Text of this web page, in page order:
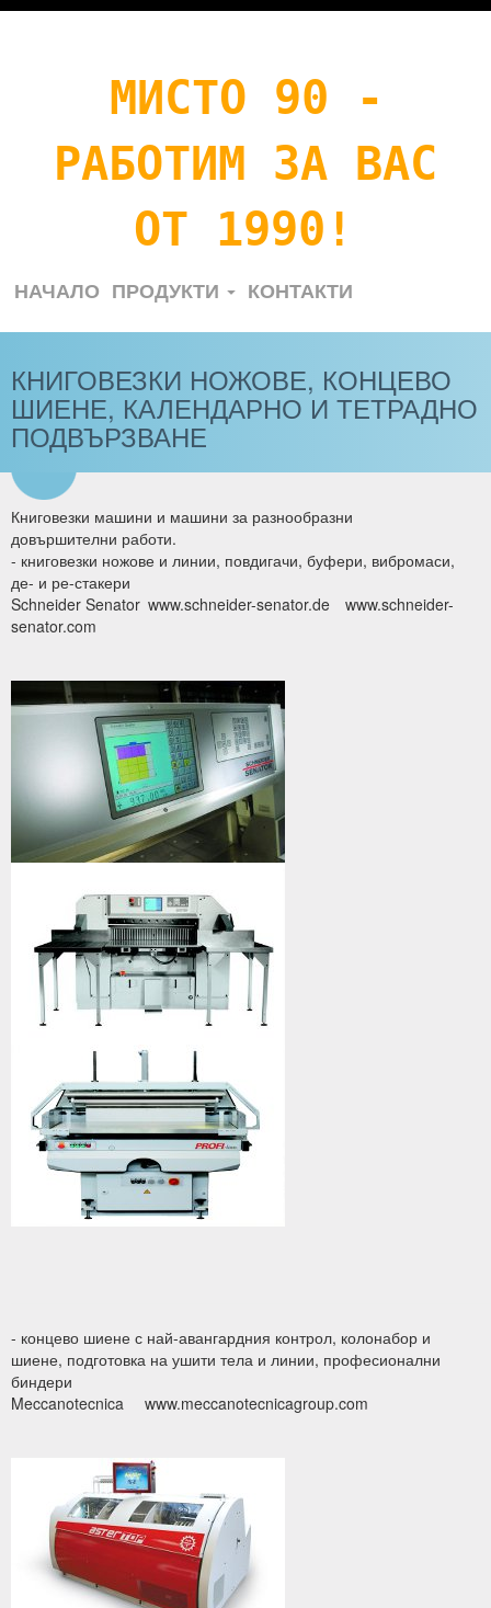
МИСТО 90 -
РАБОТИМ ЗА ВАС
ОТ 1990!
НАЧАЛО ПРОДУКТИ КОНТАКТИ
КНИГОВЕЗКИ НОЖОВЕ, КОНЦЕВО
ШИЕНЕ, КАЛЕНДАРНО И ТЕТРАДНО
ПОДВЪРЗВАНЕ
Книговезки машини и машини за разнообразни
довършителни работи.
- книговезки ножове и линии, повдигачи, буфери, вибромаси,
де- и ре-стакери
Schneider Senator www.schneider-senator.de
www.schneider-
senator.com
- концево шиене с най-авангардния контрол, колонабор и
шиене, подготовка на ушити тела и линии, професионални
биндери
Meccanotecnica
www.meccanotecnicagroup.com